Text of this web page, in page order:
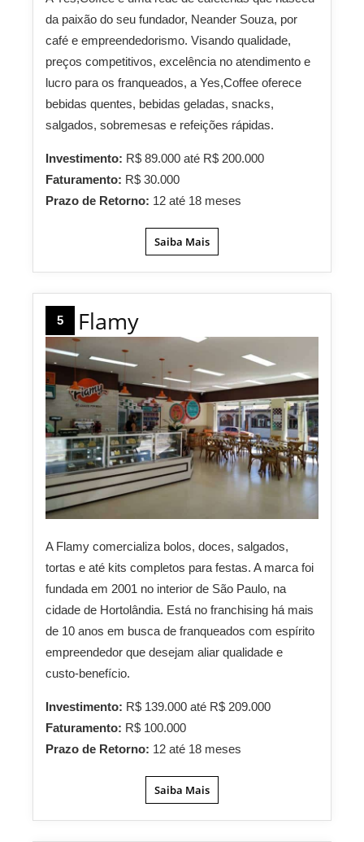
da paixão do seu fundador, Neander Souza, por
café e empreendedorismo. Visando qualidade,
preços competitivos, excelência no atendimento e
lucro para os franqueados, a Yes,Coffee oferece
bebidas quentes, bebidas geladas, snacks,
salgados, sobremesas e refeições rápidas.
Investimento: R$ 89.000 até R$ 200.000
Faturamento: R$ 30.000
Prazo de Retorno: 12 até 18 meses
Saiba Mais
5 Flamy
A Flamy comercializa bolos, doces, salgados,
tortas e até kits completos para festas. A marca foi
fundada em 2001 no interior de São Paulo, na
cidade de Hortolândia. Está no franchising há mais
de 10 anos em busca de franqueados com espírito
empreendedor que desejam aliar qualidade e
custo-benefício.
Investimento: R$ 139.000 até R$ 209.000
Faturamento: R$ 100.000
Prazo de Retorno: 12 até 18 meses
Saiba Mais